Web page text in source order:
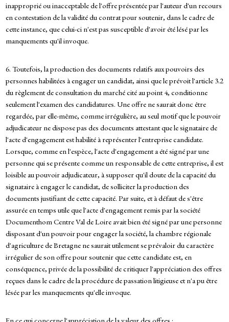
inapproprié ou inacceptable de l'offre présentée par l'auteur d'un recours
en contestation de la validité du contrat pour soutenir, dans le cadre de
cette instance, que celui-ci n'est pas susceptible d'avoir été lésé par les
manquements qu'il invoque.
6. Toutefois, la production des documents relatifs aux pouvoirs des
personnes habilitées à engager un candidat, ainsi que le prévoit l'article 3.2
du règlement de consultation du marché cité au point 4, conditionne
seulement l'examen des candidatures. Une offre ne saurait donc être
regardée, par elle-même, comme irrégulière, au seul motif que le pouvoir
adjudicateur ne dispose pas des documents attestant que le signataire de
l'acte d'engagement est habilité à représenter l'entreprise candidate.
Lorsque, comme en l'espèce, l'acte d'engagement a été signé par une
personne qui se présente comme un responsable de cette entreprise, il est
loisible au pouvoir adjudicateur, à supposer qu'il doute de la capacité du
signataire à engager le candidat, de solliciter la production des
documents justifiant de cette capacité. Par suite, et à défaut de s'être
assurée en temps utile que l'acte d'engagement remis par la société
Documenthom Centre Val de Loire avait bien été signé par une personne
disposant d'un pouvoir pour engager la société, la chambre régionale
d'agriculture de Bretagne ne saurait utilement se prévaloir du caractère
irrégulier de son offre pour soutenir que cette candidate est, en
conséquence, privée de la possibilité de critiquer l'appréciation des offres
reçues dans le cadre de la procédure de passation litigieuse et n'a pu être
lésée par les manquements qu'elle invoque.